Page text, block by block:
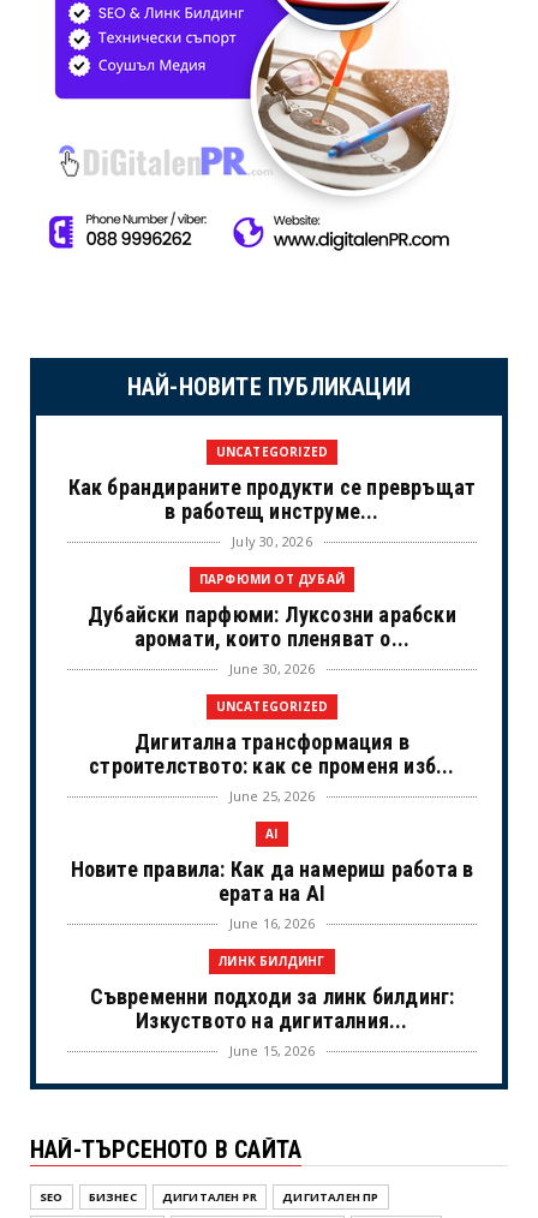
НАЙ-НОВИТЕ ПУБЛИКАЦИИ
UNCATEGORIZED
Как брандираните продукти се превръщат
в работещ инструме...
July 30, 2026
ПАРФЮМИ ОТ ДУБАЙ
Дубайски парфюми: Луксозни арабски
аромати, които пленяват о...
June 30, 2026
UNCATEGORIZED
Дигитална трансформация в
строителството: как се променя изб...
June 25, 2026
AI
Новите правила: Как да намериш работа в
ерата на AI
June 16, 2026
ЛИНК БИЛДИНГ
Съвременни подходи за линк билдинг:
Изкуството на дигиталния...
June 15, 2026
UNCATEGORIZED
живот на холивудските знам...
НАЙ-ТЪРСЕНОТО В САЙТА
SEO БИЗНЕС ДИГИТАЛЕН PR ДИГИТАЛЕН ПР